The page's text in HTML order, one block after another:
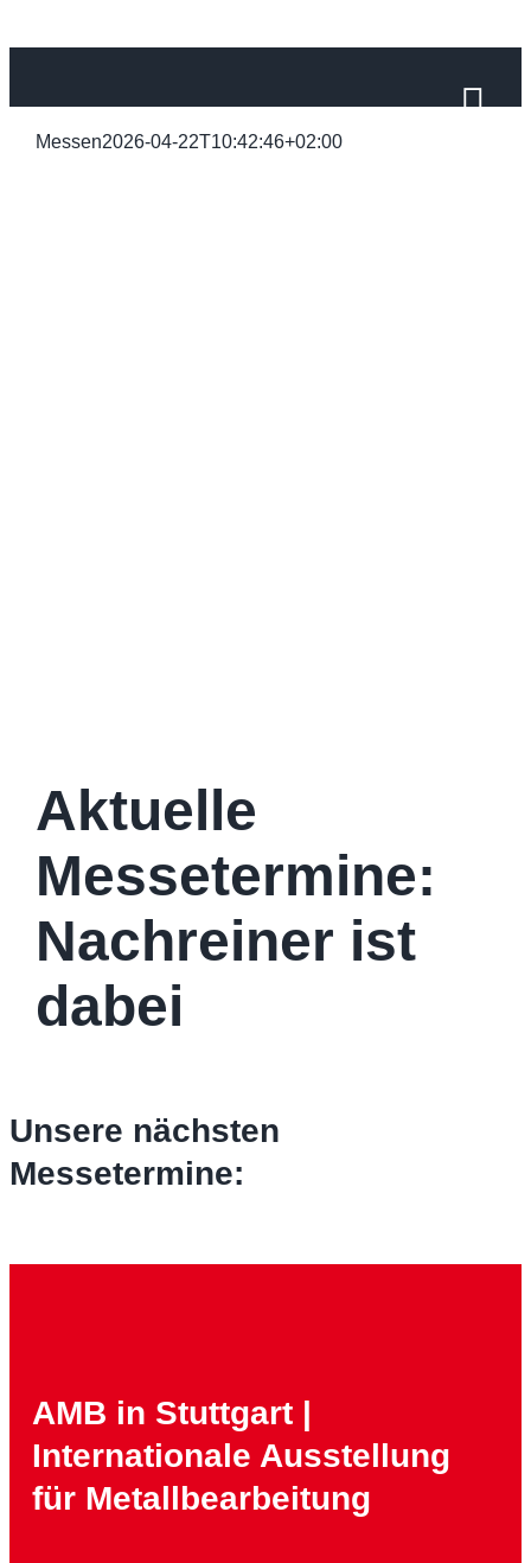
Messen2026-04-22T10:42:46+02:00
Aktuelle
Messetermine:
Nachreiner ist
dabei
Unsere nächsten
Messetermine:
AMB in Stuttgart |
Internationale Ausstellung
für Metallbearbeitung